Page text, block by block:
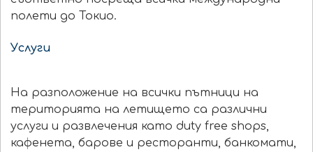
полети до Токио.
Услуги
На разположение на всички пътници на
територията на летището са различни
услуги и развлечения като duty free shops,
кафенета, барове и ресторанти, банкомати,